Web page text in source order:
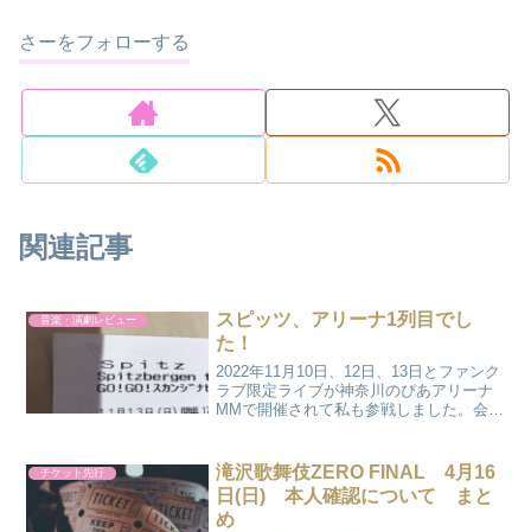
さーをフォローする
関連記事
音楽・演劇レビュー
スピッツ、アリーナ1列目でし
た！
2022年11月10日、12日、13日とファンク
ラブ限定ライブが神奈川のぴあアリーナ
MMで開催されて私も参戦しました。会員
るのですが、まさかのアリーナ1列(@￣□
￣@;...
チケット先行
滝沢歌舞伎ZERO FINAL 4月16
日(日) 本人確認について まと
め